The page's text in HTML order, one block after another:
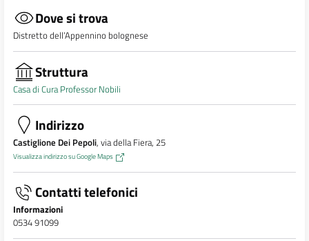
Dove si trova
Distretto dell’Appennino bolognese
Struttura
Casa di Cura Professor Nobili
Indirizzo
Castiglione Dei Pepoli, via della Fiera, 25
Visualizza indirizzo su Google Maps
Contatti telefonici
Informazioni
0534 91099